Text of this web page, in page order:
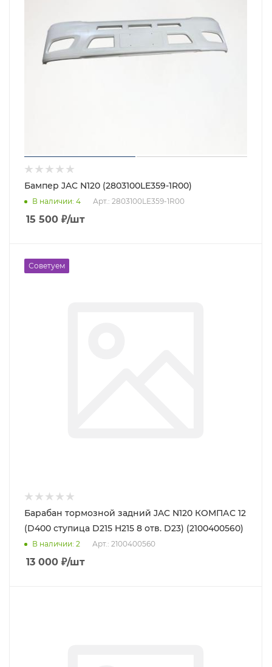
Бампер JAC N120 (2803100LE359-1R00)
В наличии: 4 Арт.: 2803100LE359-1R00
15 500 ₽/шт
Советуем
Барабан тормозной задний JAC N120 КОМПАС 12
(D400 ступица D215 H215 8 отв. D23) (2100400560)
В наличии: 2 Арт.: 2100400560
13 000 ₽/шт